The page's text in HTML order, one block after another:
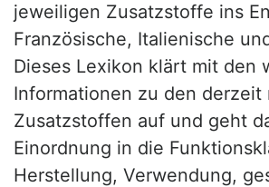
jeweiligen Zusatzstoffe ins
Französische, Italienische
Dieses Lexikon klärt mit den
Informationen zu den derzeit
Zusatzstoffen auf und geht
Einordnung in die
Herstellung, Verwendung,